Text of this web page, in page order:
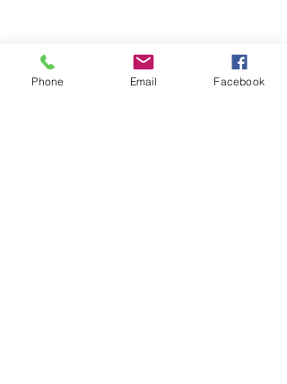
Phone Email Facebook